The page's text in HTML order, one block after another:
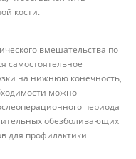
кости.
вмешательства по
самостоятельное
на нижнюю конечность,
можно
периода
обезболивающих
для профилактики